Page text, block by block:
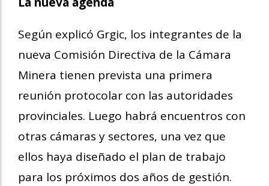
Según explicó Grgic, los integrantes de la
nueva Comisión Directiva de la Cámara
Minera tienen prevista una primera
reunión protocolar con las autoridades
provinciales. Luego habrá encuentros con
otras cámaras y sectores, una vez que
ellos haya diseñado el plan de trabajo
para los próximos dos años de gestión.